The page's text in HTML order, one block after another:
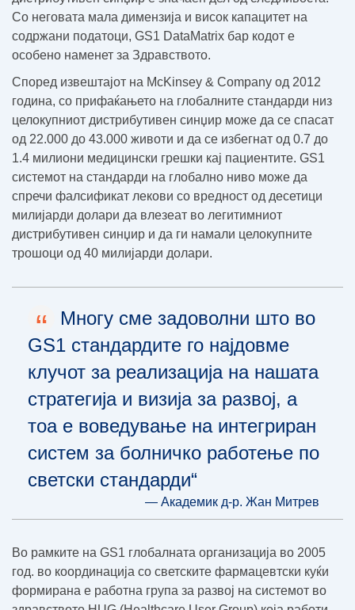
Со неговата мала димензија и висок капацитет на
содржани податоци, GS1 DataMatrix бар кодот е
особено наменет за Здравството.
Според извештајот на McKinsey & Company од 2012
година, со прифаќањето на глобалните стандарди низ
целокупниот дистрибутивен синџир може да се спасат
од 22.000 до 43.000 животи и да се избегнат од 0.7 до
1.4 милиони медицински грешки кај пациентите. GS1
системот на стандарди на глобално ниво може да
спречи фалсификат лекови со вредност од десетици
милијарди долари да влезеат во легитимниот
дистрибутивен синџир и да ги намали целокупните
трошоци од 40 милијарди долари.
“
Многу сме задоволни што во
GS1 стандардите го најдовме
клучот за реализација на нашата
стратегија и визија за развој, а
тоа е воведување на интегриран
систем за болничко работење по
светски стандарди“
— Академик д-р. Жан Митрев
Во рамките на GS1 глобалната организација во 2005
год. во координација со светските фармацевтски куќи
формирана е работна група за развој на системот во